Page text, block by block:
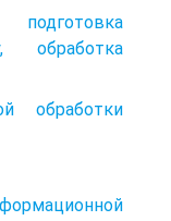
подготовка
обработка
обработки